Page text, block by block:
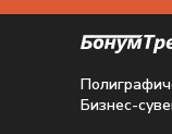
Бизнес-